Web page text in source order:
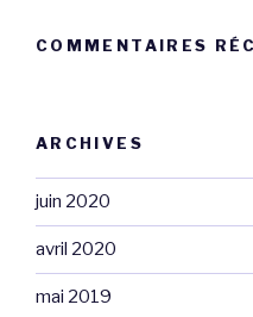
COMMENTAIRES
ARCHIVES
juin 2020
avril 2020
mai 2019